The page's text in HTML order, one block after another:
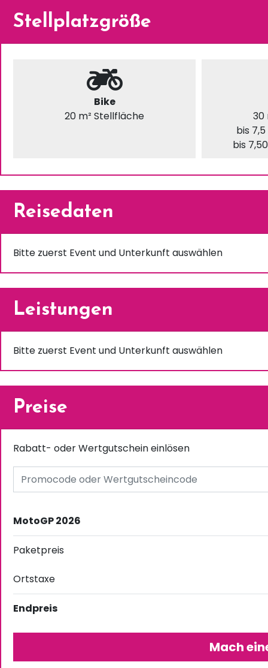
Stellplatzgröße
Bike
20 m² Stellfläche
30
bis
bis
Reisedaten
Bitte zuerst Event und Unterkunft auswählen
Leistungen
Bitte zuerst Event und Unterkunft auswählen
Preise
Rabatt- oder Wertgutschein einlösen
MotoGP 2026
Paketpreis
Ortstaxe
Endpreis
Mach